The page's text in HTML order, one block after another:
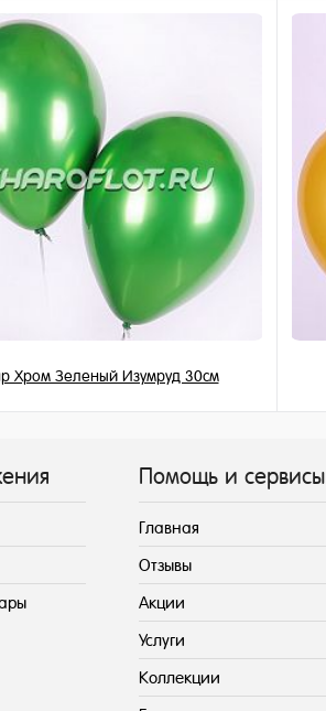
Хром Зеленый Изумруд 30см
Помощь и сервисы
Главная
Отзывы
Акции
Услуги
Коллекции